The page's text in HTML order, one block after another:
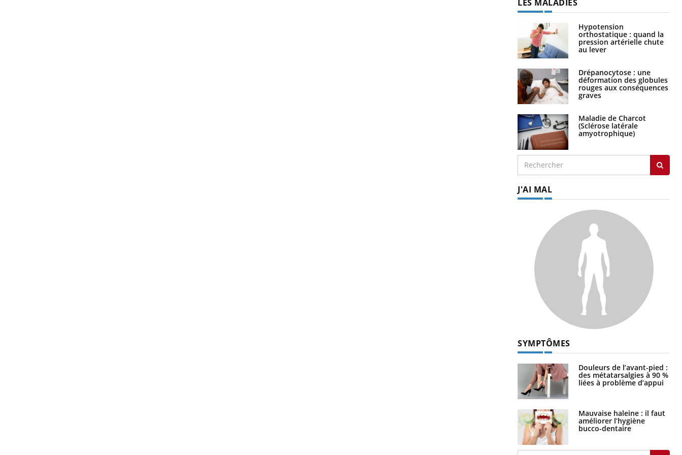
LES MALADIES
Hypotension
orthostatique : quand la
pression artérielle chute
au lever
Drépanocytose : une
déformation des globules
rouges aux conséquences
graves
Maladie de Charcot
(Sclérose latérale
amyotrophique)
J'AI MAL
SYMPTÔMES
Douleurs de l’avant-pied :
des métatarsalgies à 90 %
liées à problème d’appui
Mauvaise haleine : il faut
améliorer l’hygiène
bucco-dentaire